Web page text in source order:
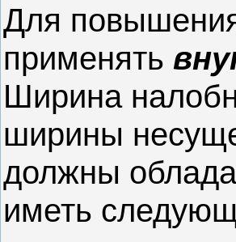
Для
применять
Ширина
ширины
должны
иметь